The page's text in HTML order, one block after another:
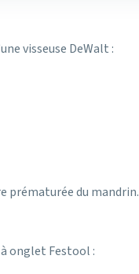
visseuse DeWalt :
prématurée du mandrin.
onglet Festool :